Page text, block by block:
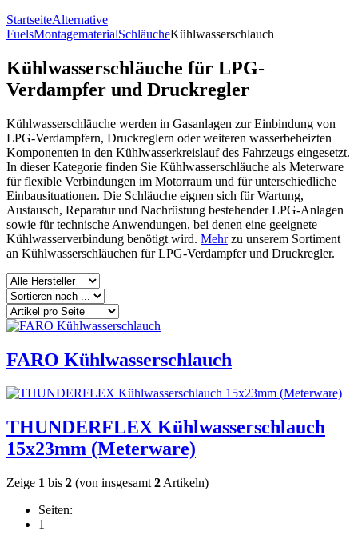
StartseiteAlternative
FuelsMontagematerialSchläucheKühlwasserschlauch
Kühlwasserschläuche für LPG-
Verdampfer und Druckregler
Kühlwasserschläuche werden in Gasanlagen zur Einbindung von
LPG-Verdampfern, Druckreglern oder weiteren wasserbeheizten
Komponenten in den Kühlwasserkreislauf des Fahrzeugs eingesetzt.
In dieser Kategorie finden Sie Kühlwasserschläuche als Meterware
für flexible Verbindungen im Motorraum und für unterschiedliche
Einbausituationen. Die Schläuche eignen sich für Wartung,
Austausch, Reparatur und Nachrüstung bestehender LPG-Anlagen
sowie für technische Anwendungen, bei denen eine geeignete
Kühlwasserverbindung benötigt wird. Mehrzu unserem Sortiment
an Kühlwasserschläuchen für LPG-Verdampfer und Druckregler.
FARO Kühlwasserschlauch
THUNDERFLEX Kühlwasserschlauch
15x23mm (Meterware)
Zeige 1 bis 2 (von insgesamt 2 Artikeln)
Seiten:
1